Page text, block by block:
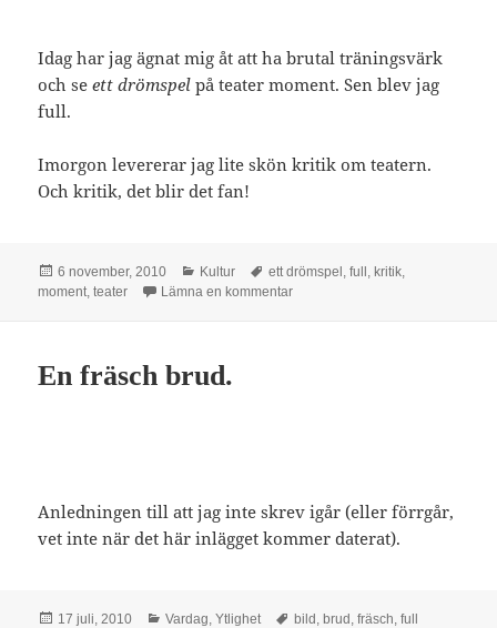
Idag har jag ägnat mig åt att ha brutal träningsvärk
och seett drömspel på teater moment. Sen blev jag
full.
Imorgon levererar jag lite skön kritik om teatern.
Och kritik, det blir det fan!
Postat
6 november, 2010 Kategorier
Kultur Taggar
ett drömspel ,full ,kritik
moment ,teater Lämna en kommentartill Dagen.
En fräsch brud.
Anledningen till att jag inte skrev igår (eller förrgår,
vet inte när det här inlägget kommer daterat).
Postat
17 juli, 2010 Kategorier
Vardag,Ytlighet Taggar
bild , brud ,fräsch,full